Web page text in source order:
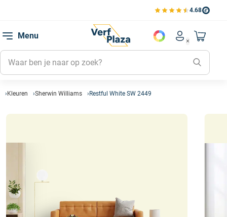
4.68
Bekijk de verfplaza
Menu
Account
Mijn
Mijn
Mijn
Naar
Kleuren Sherwin Williams Restful White SW 2449